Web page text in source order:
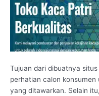
Tujuan dari dibuatnya
perhatian calon
yang ditawarkan. Selain